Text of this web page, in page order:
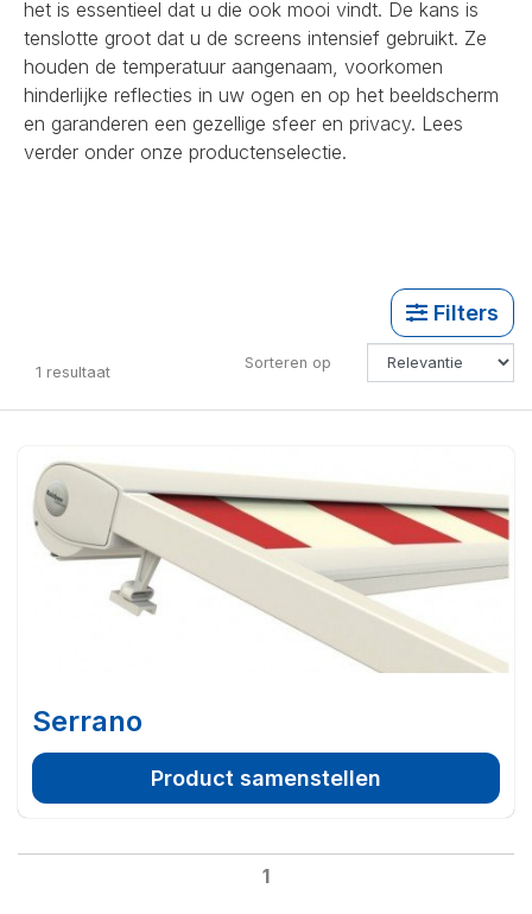
het is essentieel dat u die ook mooi vindt. De kans is
tenslotte groot dat u de screens intensief gebruikt. Ze
houden de temperatuur aangenaam, voorkomen
hinderlijke reflecties in uw ogen en op het beeldscherm
en garanderen een gezellige sfeer en privacy. Lees
verder onder onze productenselectie.
Filters
1 resultaat Sorteren op
Serrano
Product samenstellen
1